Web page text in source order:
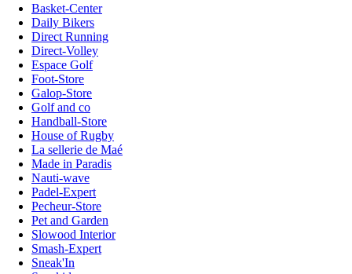
Basket-Center
Daily Bikers
Direct Running
Direct-Volley
Espace Golf
Foot-Store
Galop-Store
Golf and co
Handball-Store
House of Rugby
La sellerie de Maé
Made in Paradis
Nauti-wave
Padel-Expert
Pecheur-Store
Pet and Garden
Slowood Interior
Smash-Expert
Sneak'In